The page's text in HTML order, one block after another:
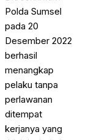
Polda Sumsel
pada 20
Desember 2022
berhasil
menangkap
pelaku tanpa
perlawanan
ditempat
kerjanya yang